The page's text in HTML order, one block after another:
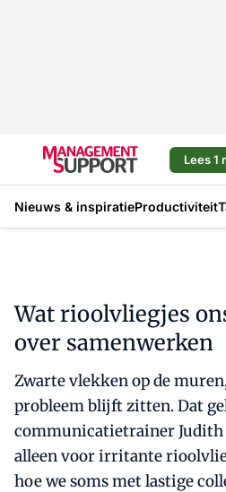
Lees 1
Nieuws & inspiratieProductiviteit
Wat rioolvliegjes
over samenwerken
Zwarte vlekken op de
probleem blijft zitten. Dat
communicatietrainer
alleen voor irritante
hoe we soms met lastige